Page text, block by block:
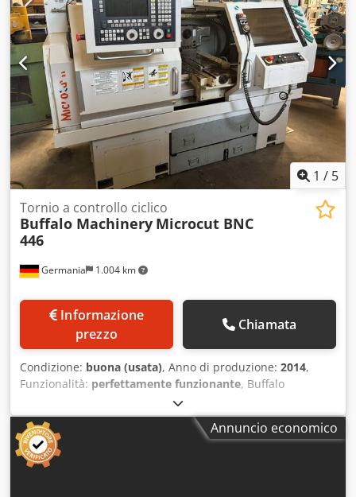
1 / 5
Germania 1.004 km
Tornio a controllo ciclico
Buffalo Machinery Microcut BNC
446
prezzo
Chiamata
Condizione: buona (usata), Anno di produzione: 2014,
Funzionalità: perfettamente funzionante, Buffalo
Machinery Microcut BNC 446, Controllo numerico Fagor
CNC 8055 TC, Torretta a 8 posizioni, Controcoda,
Lunghezza di tornitura 750 mm, Diametro di tornitura 250
mm. Cedpjzc H Rmofx Ab Soha
Annuncio economico